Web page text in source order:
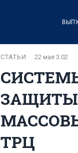
ТРЦ
СТАТЬИ 22 мая 3:02